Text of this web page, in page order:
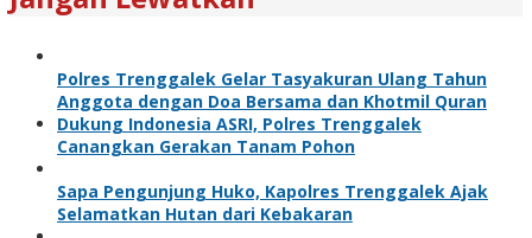
Polres Trenggalek Gelar Tasyakuran Ulang Tahun
Anggota dengan Doa Bersama dan Khotmil Quran
Dukung Indonesia ASRI, Polres Trenggalek
Canangkan Gerakan Tanam Pohon
Sapa Pengunjung Huko, Kapolres Trenggalek Ajak
Selamatkan Hutan dari Kebakaran